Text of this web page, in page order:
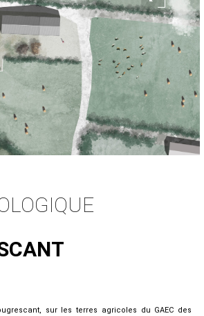
sur les terres agricoles du GAEC des